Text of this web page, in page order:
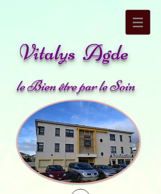
Vitalys Agde
le Bien être par le Soin